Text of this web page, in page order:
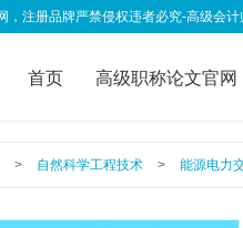
，注册品牌严禁侵权违者必究-高级会
首页 高级职称论文官网
联系我们 公告声明
> 自然科学工程技术 > 能源电力